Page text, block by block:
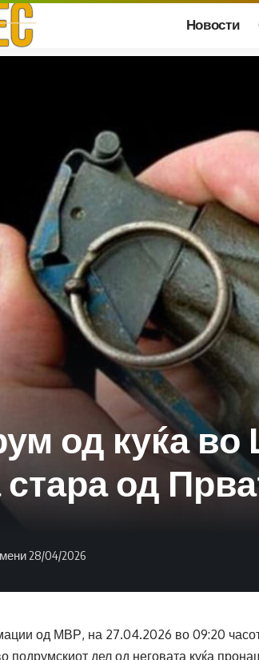
Новости
од куќа
стара од
28/04/2026
од МВР, на 27.04.2026 во 09:20
подрумскиот дел од неговата куќа